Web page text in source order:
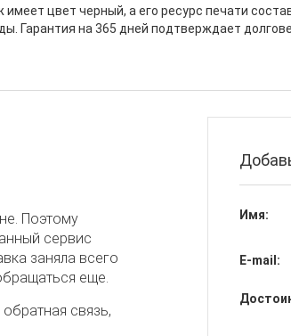
цвет черный, а его ресурс печати
Гарантия на 365 дней подтверждает
Поэтому
сервис
заняла всего
еще.
связь,
Имя:
E-mail: